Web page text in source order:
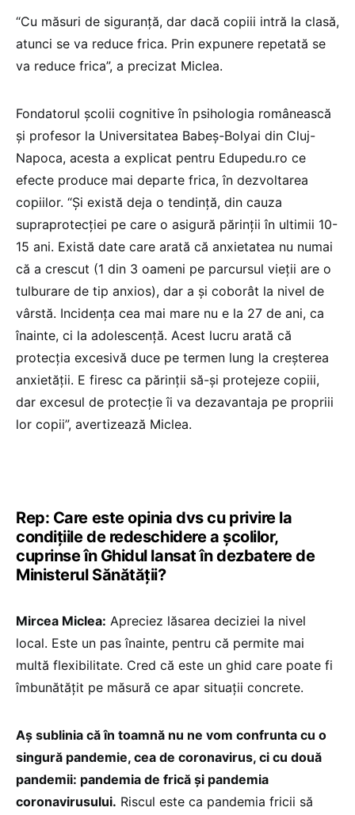
“Cu măsuri de siguranță, dar dacă copiii intră la clasă,
atunci se va reduce frica. Prin expunere repetată se
va reduce frica”, a precizat Miclea.
Fondatorul școlii cognitive în psihologia românească
și profesor la Universitatea Babeș-Bolyai din Cluj-
Napoca, acesta a explicat pentru Edupedu.ro ce
efecte produce mai departe frica, în dezvoltarea
copiilor. “Și există deja o tendință, din cauza
supraprotecției pe care o asigură părinții în ultimii 10-
15 ani. Există date care arată că anxietatea nu numai
că a crescut (1 din 3 oameni pe parcursul vieții are o
tulburare de tip anxios), dar a și coborât la nivel de
vârstă. Incidența cea mai mare nu e la 27 de ani, ca
înainte, ci la adolescență. Acest lucru arată că
protecția excesivă duce pe termen lung la creșterea
anxietății. E firesc ca părinții să-și protejeze copiii,
dar excesul de protecție îi va dezavantaja pe propriii
lor copii”, avertizează Miclea.
Rep: Care este opinia dvs cu privire la
condițiile de redeschidere a școlilor,
cuprinse în Ghidul lansat în dezbatere de
Ministerul Sănătății?
Mircea Miclea: Apreciez lăsarea deciziei la nivel
local. Este un pas înainte, pentru că permite mai
multă flexibilitate. Cred că este un ghid care poate fi
îmbunătățit pe măsură ce apar situații concrete.
Aș sublinia că în toamnă nu ne vom confrunta cu o
singură pandemie, cea de coronavirus, ci cu două
pandemii: pandemia de frică și pandemia
coronavirusului. Riscul este ca pandemia fricii să